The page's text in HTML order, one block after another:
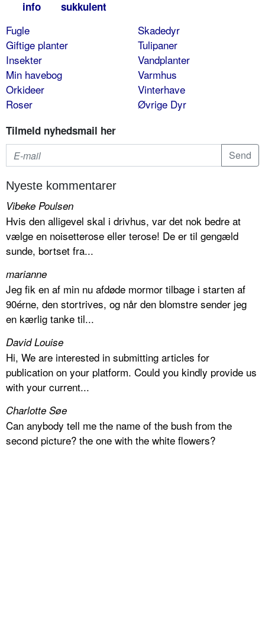
info sukkulent
Fugle
Giftige planter
Insekter
Min havebog
Orkideer
Roser
Skadedyr
Tulipaner
Vandplanter
Varmhus
Vinterhave
Øvrige Dyr
Tilmeld nyhedsmail her
Nyeste kommentarer
Vibeke Poulsen
Hvis den alligevel skal i drivhus, var det nok bedre at
vælge en noisetterose eller terose! De er til gengæld
sunde, bortset fra...
marianne
Jeg fik en af min nu afdøde mormor tilbage i starten af
90érne, den stortrives, og når den blomstre sender jeg
en kærlig tanke til...
David Louise
Hi, We are interested in submitting articles for
publication on your platform. Could you kindly provide us
with your current...
Charlotte Søe
Can anybody tell me the name of the bush from the
second picture? the one with the white flowers?